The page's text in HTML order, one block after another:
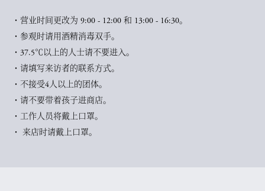
・营业时间更改为 9:00 - 12:00 和 13:00 - 16:30。
・参观时请用酒精消毒双手。
・37.5℃以上的人士请不要进入。
・请填写来访者的联系方式。
・不接受4人以上的团体。
・请不要带着孩子进商店。
・工作人员将戴上口罩。
・ 来店时请戴上口罩。